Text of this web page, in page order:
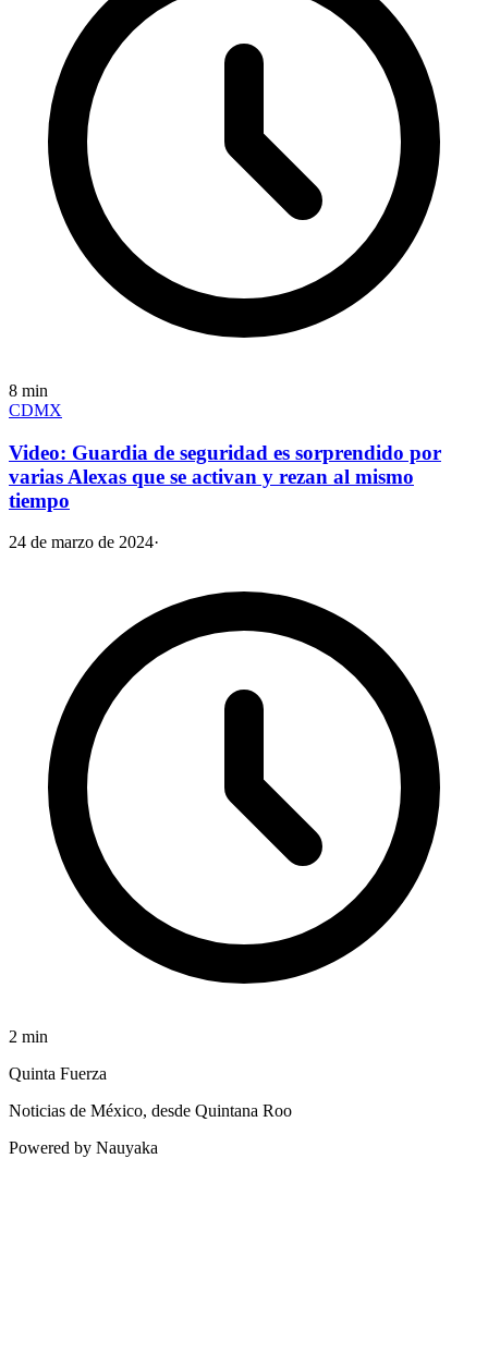
8 min
CDMX
Video: Guardia de seguridad es sorprendido por
varias Alexas que se activan y rezan al mismo
tiempo
24 de marzo de 2024·
2 min
Quinta Fuerza
Noticias de México, desde Quintana Roo
Powered by Nauyaka